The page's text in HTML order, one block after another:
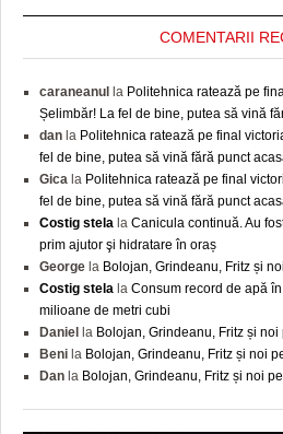
COMENTARII
caraneanul la Politehnica ratează pe
Șelimbăr! La fel de bine, putea să vină
dan la Politehnica ratează pe final
fel de bine, putea să vină fără punct
Gica la Politehnica ratează pe final
fel de bine, putea să vină fără punct
Costig stela la Canicula continuă. Au
prim ajutor şi hidratare în oraș
George la Bolojan, Grindeanu, Fritz și
Costig stela la Consum record de apă
milioane de metri cubi
Daniel la Bolojan, Grindeanu, Fritz și noi
Beni la Bolojan, Grindeanu, Fritz și noi
Dan la Bolojan, Grindeanu, Fritz și noi